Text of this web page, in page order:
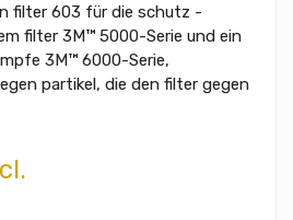
filter 603 für die schutz -
filter 3M™ 5000-Serie und ein
3M™ 6000-Serie,
partikel, die den filter gegen